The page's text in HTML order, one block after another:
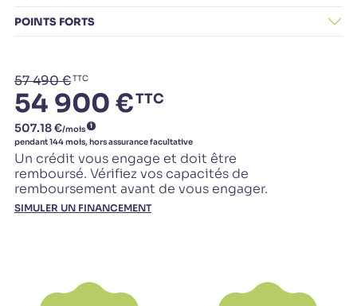
POINTS FORTS
57 490 €TTC
54 900 €TTC
Un crédit vous engage et doit être
remboursé. Vérifiez vos capacités de
remboursement avant de vous engager.
SIMULER UN FINANCEMENT